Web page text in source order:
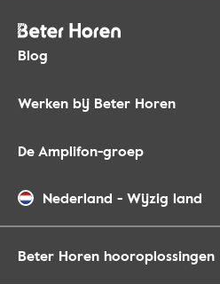
Blog
Werken bij Beter Horen
De Amplifon-groep
Nederland - Wijzig land
Beter Horen hooroplossingen